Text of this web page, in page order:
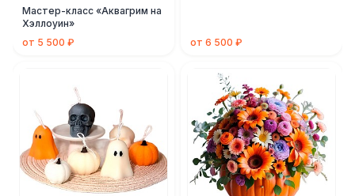
Мастер-класс «Аквагрим на
Хэллоуин»
от 5 500 ₽
от 6 500 ₽